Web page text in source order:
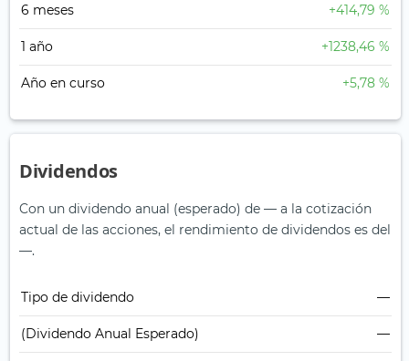
6 meses +414,79 %
1 año +1238,46 %
Año en curso +5,78 %
Dividendos
Con un dividendo anual (esperado) de — a la cotización
actual de las acciones, el rendimiento de dividendos es del
—.
Tipo de dividendo —
(Dividendo Anual Esperado) —